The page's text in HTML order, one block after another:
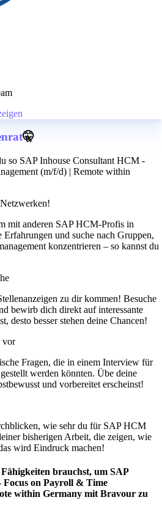
🤫
so SAP Inhouse Consultant HCM -
(m/f/d) | Remote within
mit anderen SAP HCM-Profis in
und suche nach Gruppen,
konzentrieren – so kannst du
zu dir kommen! Besuche
bewirb dich direkt auf interessante
desto besser stehen deine Chancen!
vor
Fragen, die in einem Interview für
werden könnten. Übe deine
und vorbereitet erscheinst!
wie sehr du für SAP HCM
bisherigen Arbeit, die zeigen, wie
wird Eindruck machen!
brauchst, um SAP
on Payroll & Time
within Germany mit Bravour zu